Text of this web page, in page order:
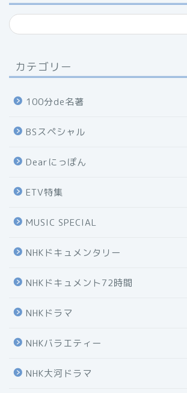
カテゴリー
100分de名著
BSスペシャル
Dearにっぽん
ETV特集
MUSIC SPECIAL
NHKドキュメンタリー
NHKドキュメント72時間
NHKドラマ
NHKバラエティー
NHK大河ドラマ